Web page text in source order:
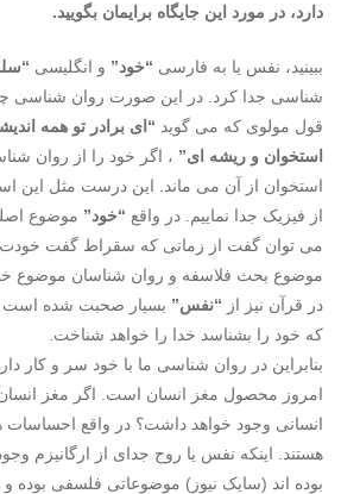
دارد، در مورد این جایگاه برایمان بگویید.
ببینید، نفس یا به فارسی “خود” و انگلیسی
شناسی جدا کرد. در این صورت روان شناسی
قول مولوی که می گوید “ای برادر تو همه
استخوان و ریشه ای” ، اگر خود را از روان
استخوان از آن می ماند. این درست مثل این
از فیزیک جدا نماییم. در واقع “خود” موضوع
می توان گفت از زمانی که سقراط گفت خودت
موضوع بحث فلاسفه و روان شناسان موضوع
در قرآن نیز از “نفس” بسیار صحبت شده
که خود را بشناسد خدا را خواهد شناخت.
بنابراین در روان شناسی ما با خود سر و کار
امروز محصول مغز انسان است. اگر مغز انسان
انسانی وجود خواهد داشت؟ در واقع احساسات
هستند. اینکه نفس یا روح جدای از ارگانیزم
بوده اند (سایک نیوز) موضوعاتی فلسفی بوده و